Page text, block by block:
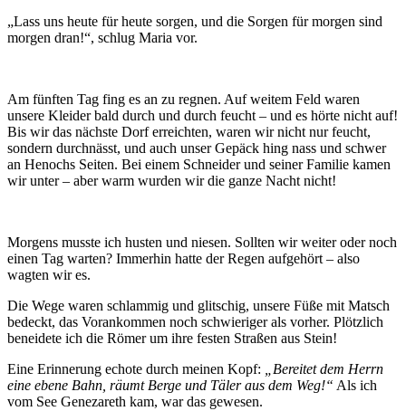
„Lass uns heute für heute sorgen, und die Sorgen für morgen sind
morgen dran!“, schlug Maria vor.
Am fünften Tag fing es an zu regnen. Auf weitem Feld waren
unsere Kleider bald durch und durch feucht – und es hörte nicht auf!
Bis wir das nächste Dorf erreichten, waren wir nicht nur feucht,
sondern durchnässt, und auch unser Gepäck hing nass und schwer
an Henochs Seiten. Bei einem Schneider und seiner Familie kamen
wir unter – aber warm wurden wir die ganze Nacht nicht!
Morgens musste ich husten und niesen. Sollten wir weiter oder noch
einen Tag warten? Immerhin hatte der Regen aufgehört – also
wagten wir es.
Die Wege waren schlammig und glitschig, unsere Füße mit Matsch
bedeckt, das Vorankommen noch schwieriger als vorher. Plötzlich
beneidete ich die Römer um ihre festen Straßen aus Stein!
Eine Erinnerung echote durch meinen Kopf: „Bereitet dem Herrn
eine ebene Bahn, räumt Berge und Täler aus dem Weg!“ Als ich
vom See Genezareth kam, war das gewesen.